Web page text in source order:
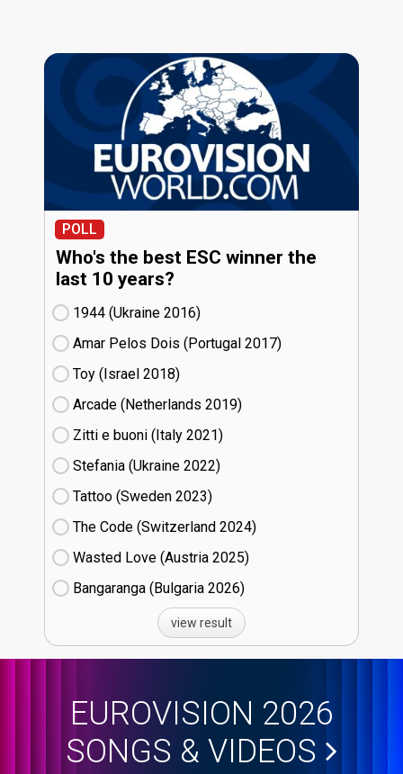
POLL
Who's the best ESC winner the
last 10 years?
1944 (Ukraine
16)
Amar Pelos Dois (Portugal
17)
Toy (Israel
18)
Arcade (Netherlands
19)
Zitti e buoni​ (Italy
21)
Stefania (Ukraine
22)
Tattoo (Sweden
23)
The Code (Switzerland
24)
Wasted Love (Austria
25)
Bangaranga (Bulgaria
26)
view result
EUROVISION 2026
SONGS & VIDEOS